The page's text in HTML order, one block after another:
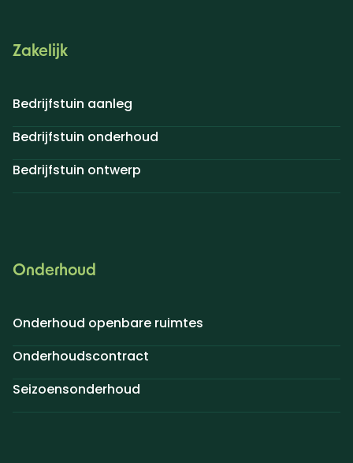
Zakelijk
Bedrijfstuin aanleg
Bedrijfstuin onderhoud
Bedrijfstuin ontwerp
Onderhoud
Onderhoud openbare ruimtes
Onderhoudscontract
Seizoensonderhoud